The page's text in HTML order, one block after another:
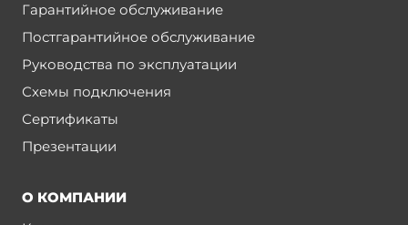
Гарантийное обслуживание
Постгарантийное обслуживание
Руководства по эксплуатации
Схемы подключения
Сертификаты
Презентации
О КОМПАНИИ